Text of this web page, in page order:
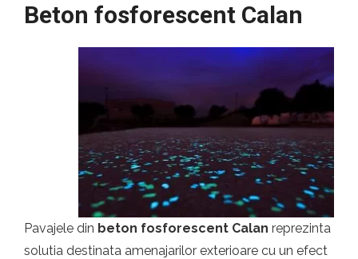
Beton fosforescent Calan
Pavajele din beton fosforescent Calan reprezinta
solutia destinata amenajarilor exterioare cu un efect